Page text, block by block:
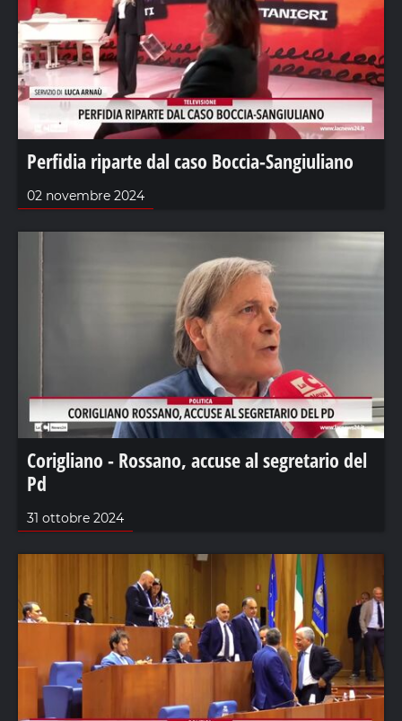
Perfidia riparte dal caso Boccia-Sangiuliano
02 novembre 2024
Corigliano - Rossano, accuse al segretario del
Pd
31 ottobre 2024